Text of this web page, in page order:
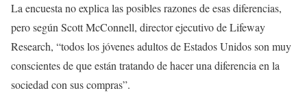
La encuesta no explica las posibles razones de esas diferencias,
pero según Scott McConnell, director ejecutivo de Lifeway
Research, “todos los jóvenes adultos de Estados Unidos son muy
conscientes de que están tratando de hacer una diferencia en la
sociedad con sus compras”.